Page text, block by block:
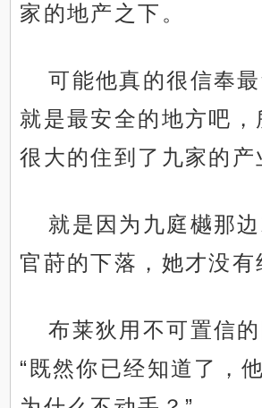
家的地产之下。
可能他真的很信奉
就是最安全的地方吧，
很大的住到了九家的产
就是因为九庭樾那
官莳的下落，她才没有
布莱狄用不可置信的
“既然你已经知道了，